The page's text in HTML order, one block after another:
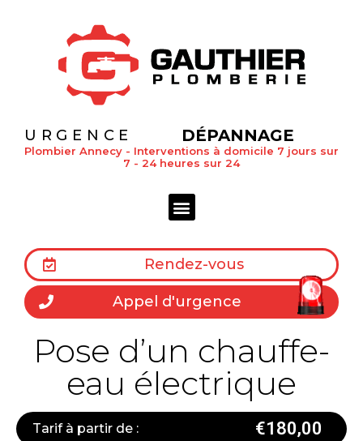
URGENCE DÉPANNAGE
Plombier Annecy - Interventions à domicile 7 jours sur
7 - 24 heures sur 24
Rendez-vous
Appel d'urgence
Pose d’un chauffe-
eau électrique
Tarif à partir de : €180,00